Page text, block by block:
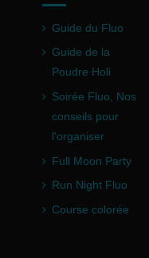
Guide du Fluo
Guide de la
Poudre Holi
Soirée Fluo, Nos
conseils pour
l'organiser
Full Moon Party
Run Night Fluo
Course colorée